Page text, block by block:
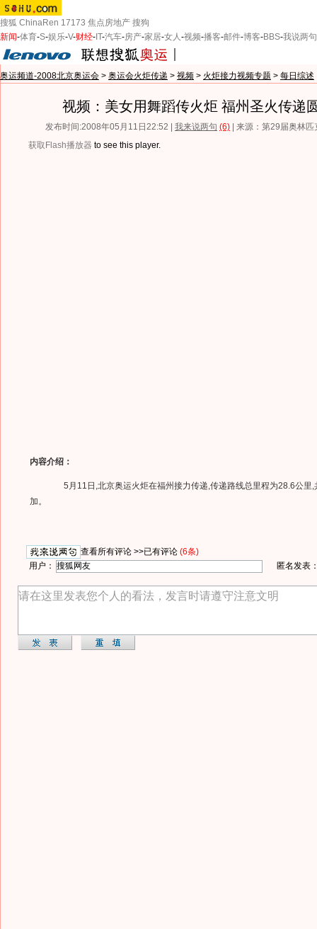
搜狐 ChinaRen 17173 焦点房地产 搜狗
新闻-体育-S-娱乐-V-财经- IT-汽车-房产-家居-女人-视频-播客-邮件-博客-BBS-我说两句
奥运频道-2008北京奥运会 > 奥运会火炬传递 > 视频 > 火炬接力视频专题 > 每日综述
视频：美女用舞蹈传火炬 福州圣火传递
发布时间:2008年05月11日22:52 | 我来说两句 (6) | 来源：第29届奥林
获取Flash播放器 to see this player.
内容介绍：
5月11日,北京奥运火炬在福州接力传递,传递路线总里程为28.6公里,
加。
查看所有评论 >>已有评论 (6条)
用户：
匿名发表